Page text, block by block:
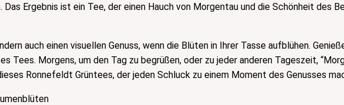
Ergebnis ist ein Tee, der einen Hauch von Morgentau und die Schönheit des
auch einen visuellen Genuss, wenn die Blüten in Ihrer Tasse aufblühen.
Tees. Morgens, um den Tag zu begrüßen, oder zu jeder anderen Tageszeit,
Ronnefeldt Grüntees, der jeden Schluck zu einem Moment des Genusses